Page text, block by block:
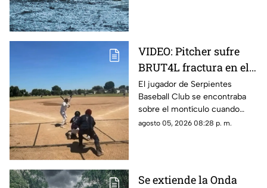
VIDEO: Pitcher sufre
BRUT4L fractura en el
brazo mientras lanzaba
El jugador de Serpientes
Baseball Club se encontraba
sobre el montículo cuando
inició el movimiento para
agosto 05, 2026 08:28 p. m.
Se extiende la Onda